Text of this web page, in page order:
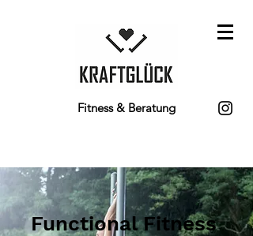
Fitness & Beratung
Functional Fitness